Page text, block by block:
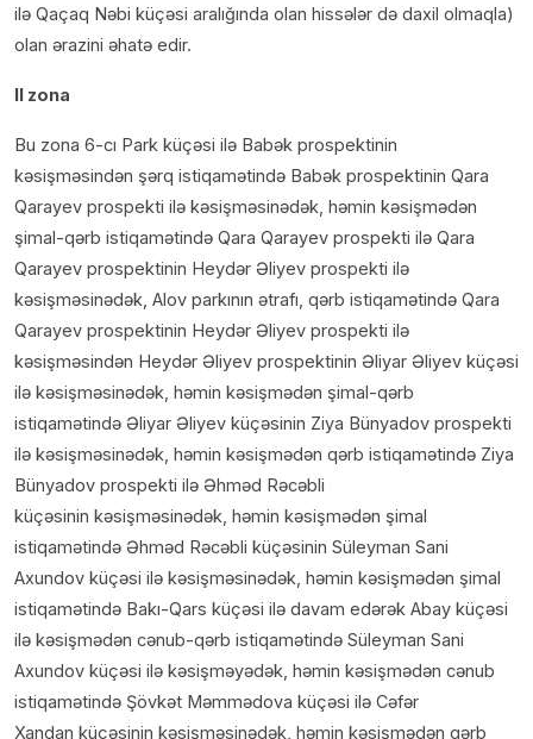
ilə Qaçaq Nəbi küçəsi aralığında olan hissələr də daxil olmaqla)
olan ərazini əhatə edir.
II zona
Bu zona 6-cı Park küçəsi ilə Babək prospektinin
kəsişməsindən şərq istiqamətində Babək prospektinin Qara
Qarayev prospekti ilə kəsişməsinədək, həmin kəsişmədən
şimal-qərb istiqamətində Qara Qarayev prospekti ilə Qara
Qarayev prospektinin Heydər Əliyev prospekti ilə
kəsişməsinədək, Alov parkının ətrafı, qərb istiqamətində Qara
Qarayev prospektinin Heydər Əliyev prospekti ilə
kəsişməsindən Heydər Əliyev prospektinin Əliyar Əliyev küçəsi
ilə kəsişməsinədək, həmin kəsişmədən şimal-qərb
istiqamətində Əliyar Əliyev küçəsinin Ziya Bünyadov prospekti
ilə kəsişməsinədək, həmin kəsişmədən qərb istiqamətində Ziya
Bünyadov prospekti ilə Əhməd Rəcəbli
küçəsinin kəsişməsinədək, həmin kəsişmədən şimal
istiqamətində Əhməd Rəcəbli küçəsinin Süleyman Sani
Axundov küçəsi ilə kəsişməsinədək, həmin kəsişmədən şimal
istiqamətində Bakı-Qars küçəsi ilə davam edərək Abay küçəsi
ilə kəsişmədən cənub-qərb istiqamətində Süleyman Sani
Axundov küçəsi ilə kəsişməyədək, həmin kəsişmədən cənub
istiqamətində Şövkət Məmmədova küçəsi ilə Cəfər
Xandan küçəsinin kəsişməsinədək, həmin kəsişmədən qərb